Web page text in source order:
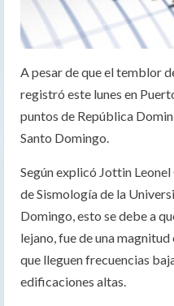
A pesar de que el temblor
registró este lunes en
puntos de República
Santo Domingo.
Según explicó Jottin
de Sismología de la
Domingo, esto se debe a
lejano, fue de una
que lleguen frecuencias
edificaciones altas.